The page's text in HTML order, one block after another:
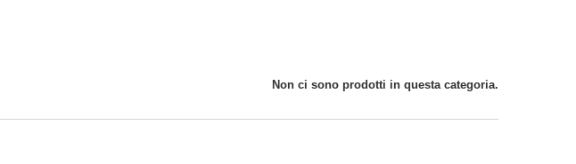
Non ci sono prodotti in questa categoria.